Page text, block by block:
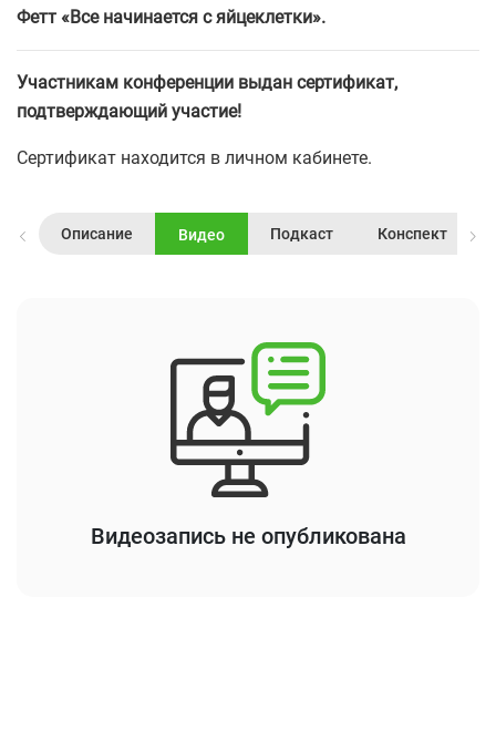
Фетт «Все начинается с яйцеклетки».
Участникам конференции выдан сертификат,
подтверждающий участие!
Сертификат находится в личном кабинете.
Описание Видео Подкаст Конспект
Видеозапись не опубликована